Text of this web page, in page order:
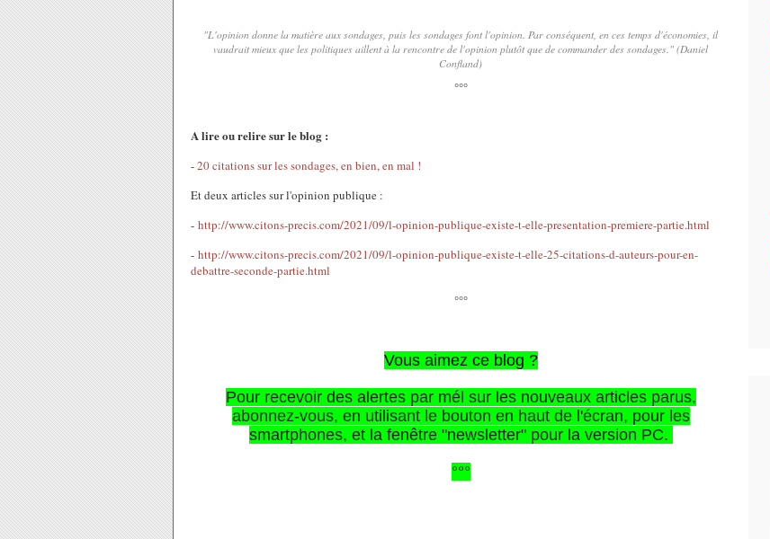
"L'opinion donne la matière aux sondages, puis les sondages font l'opinion. Par conséquent, en ces temps d'économies, il
vaudrait mieux que les politiques aillent à la rencontre de l'opinion plutôt que de commander des sondages." (Daniel
Confland)
°°°
A lire ou relire sur le blog :
-20 citations sur les sondages, en bien, en mal !
Et deux articles sur l'opinion publique :
- http://www.citons-precis.com/2021/09/l-opinion-publique-existe-t-elle-presentation-premiere-partie.html
- http://www.citons-precis.com/2021/09/l-opinion-publique-existe-t-elle-25-citations-d-auteurs-pour-en-
debattre-seconde-partie.html
°°°
Vous aimez ce blog ?
Pour recevoir des alertes par mél sur les nouveaux articles parus,
abonnez-vous, en utilisant le bouton en haut de l'écran, pour les
smartphones, et la fenêtre "newsletter" pour la version PC.
°°°